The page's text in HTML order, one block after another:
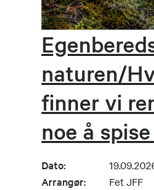
naturen/
finner vi
noe å
Dato:
Arrangør: Fet JFF